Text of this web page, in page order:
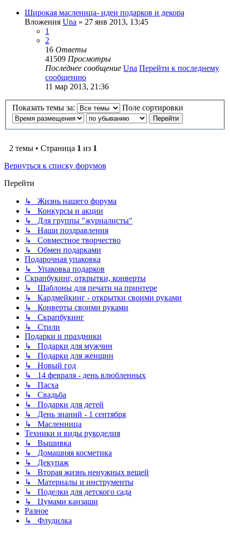
Широкая масленица- идеи подарков и декора
Вложения Una » 27 янв 2013, 13:45
1
2
16 Ответы
41509 Просмотры
Последнее сообщение Una Перейти к последнему
сообщению
11 мар 2013, 21:36
Показать темы за: Поле сортировки
2 темы • Страница 1 из 1
Вернуться к списку форумов
Перейти
↳ Жизнь нашего форума
↳ Конкурсы и акции
↳ Для группы "журналисты"
↳ Наши поздравления
↳ Совместное творчество
↳ Обмен подарками
Подарочная упаковка
↳ Упаковка подарков
Скрапбукинг, открытки, конверты
↳ Шаблоны для печати на принтере
↳ Кардмейкинг - открытки своими руками
↳ Конверты своими руками
↳ Скрапбукинг
↳ Стили
Подарки и праздники
↳ Подарки для мужчин
↳ Подарки для женщин
↳ Новый год
↳ 14 февраля - день влюбленных
↳ Пасха
↳ Свадьба
↳ Подарки для детей
↳ День знаний - 1 сентября
↳ Масленница
Техники и виды рукоделия
↳ Вышивка
↳ Домашняя косметика
↳ Декупаж
↳ Вторая жизнь ненужных вещей
↳ Материалы и инструменты
↳ Поделки для детского сада
↳ Цумами канзаши
Разное
↳ Флудилка